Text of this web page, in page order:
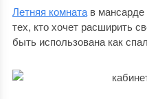
Летняя комнатав мансарде
тех, кто хочет расширить
быть использована как